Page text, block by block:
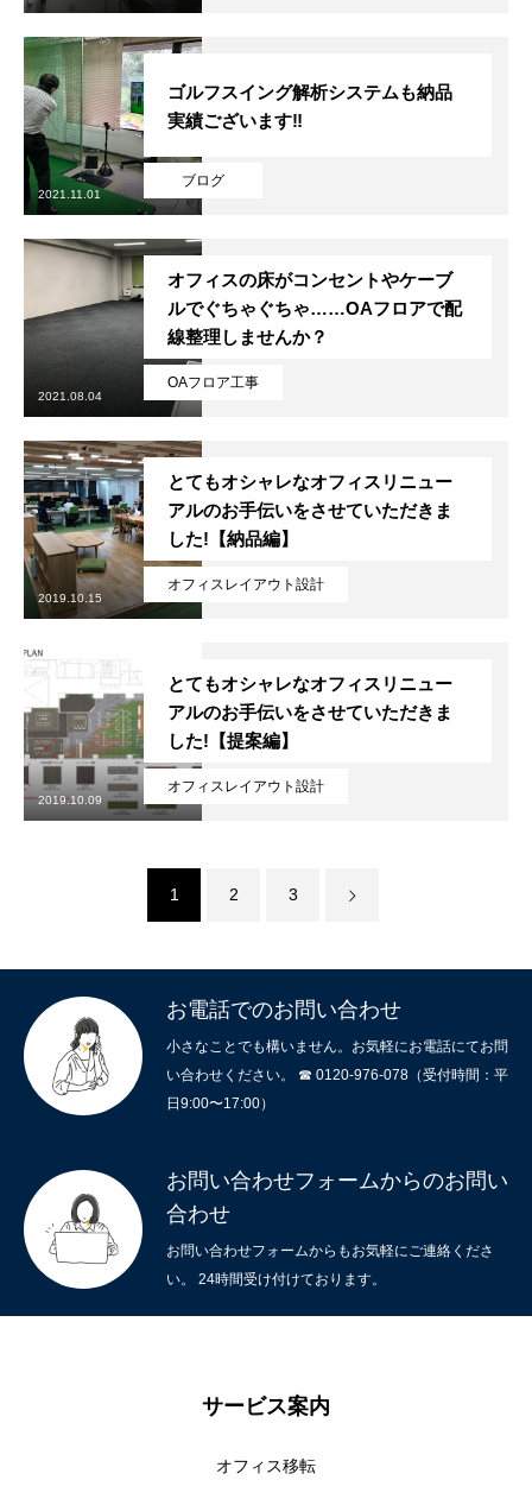
ブログ
ゴルフスイング解析システムも納品
実績ございます‼
2021.11.01
OAフロア工事
オフィスの床がコンセントやケーブ
ルでぐちゃぐちゃ……OAフロアで配
線整理しませんか？
2021.08.04
オフィスレイアウト設計
とてもオシャレなオフィスリニュー
アルのお手伝いをさせていただきま
した!【納品編】
2019.10.15
オフィスレイアウト設計
とてもオシャレなオフィスリニュー
アルのお手伝いをさせていただきま
した!【提案編】
2019.10.09
1 2 3
お電話でのお問い合わせ
小さなことでも構いません。お気軽にお電話にてお問
い合わせください。 ☎ 0120-976-078（受付時間：平
日9:00〜17:00）
お問い合わせフォームからのお問い
合わせ
お問い合わせフォームからもお気軽にご連絡くださ
い。 24時間受け付けております。
サービス案内
オフィス移転